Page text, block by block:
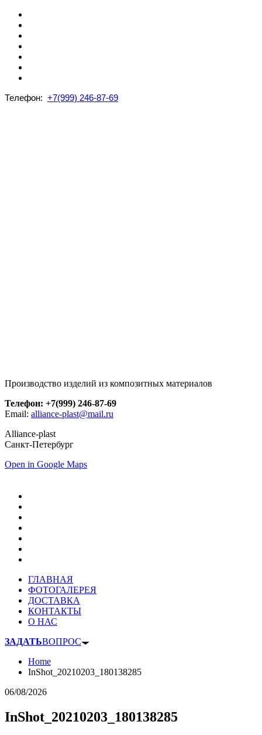
Телефон: +7(999) 246-87-69
Производство изделий из композитных материалов
Телефон: +7(999) 246-87-69
Email: alliance-plast@mail.ru
Alliance-plast
Санкт-Петербург
Open in Google Maps
ГЛАВНАЯ
ФОТОГАЛЕРЕЯ
ДОСТАВКА
КОНТАКТЫ
О НАС
ЗАДАТЬВОПРОС
Home
InShot_20210203_180138285
06/08/2026
InShot_20210203_180138285